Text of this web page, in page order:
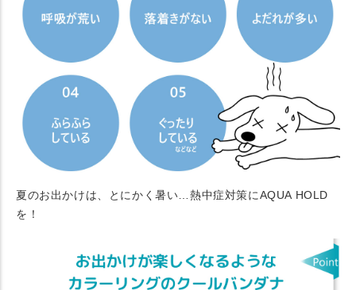
夏のお出かけは、とにかく暑い…熱中症対策にAQUA HOLD
を！